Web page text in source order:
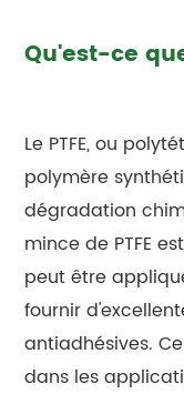
Qu'est-ce
Le PTFE, ou
polymère
dégradation
mince de PTFE
peut être
fournir
antiadhésives.
dans les